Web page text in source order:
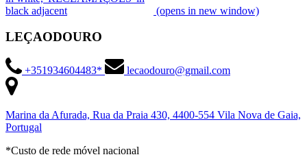
(opens in new window)
LEÇAODOURO
+351934604483* lecaodouro@gmail.com
Marina da Afurada, Rua da Praia 430, 4400-554 Vila Nova de Gaia,
Portugal
*Custo de rede móvel nacional